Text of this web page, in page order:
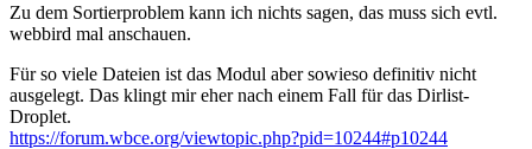
Zu dem Sortierproblem kann ich nichts sagen, das muss sich evtl.
webbird mal anschauen.
Für so viele Dateien ist das Modul aber sowieso definitiv nicht
ausgelegt. Das klingt mir eher nach einem Fall für das Dirlist-
Droplet.
https://forum.wbce.org/viewtopic.php?pid=10244#p10244